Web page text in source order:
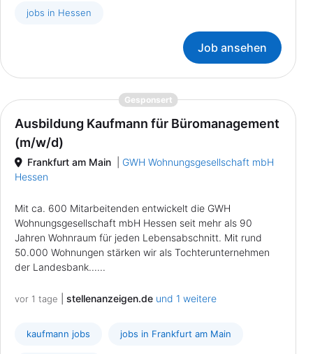
jobs in Hessen
Job ansehen
Gesponsert{prompt.job}
Ausbildung Kaufmann für Büromanagement
(m/w/d)
Frankfurt am Main
GWH Wohnungsgesellschaft mbH
Hessen
Mit ca. 600 Mitarbeitenden entwickelt die GWH
Wohnungsgesellschaft mbH Hessen seit mehr als 90
Jahren Wohnraum für jeden Lebensabschnitt. Mit rund
50.000 Wohnungen stärken wir als Tochterunternehmen
der Landesbank......
vor 1 tage stellenanzeigen.de und 1 weitere
kaufmann jobs jobs in Frankfurt am Main